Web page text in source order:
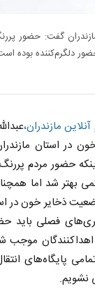
گفت: حضور
دلگرم‌کننده بوده
مازندران،
در استان
حضور مردم
بهتر شد اما
ذخایر خون در
فصلی باید
اهداکنندگان
پایگاه‌های
نشویم.